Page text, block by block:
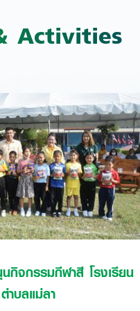
Activities
กิจกรรมกีฬาสี โรงเรียน
ำบลแม่ลา